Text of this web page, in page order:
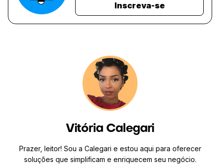
Inscreva-se
Vitória Calegari
Prazer, leitor! Sou a Calegari e estou aqui para oferecer
soluções que simplificam e enriquecem seu negócio.